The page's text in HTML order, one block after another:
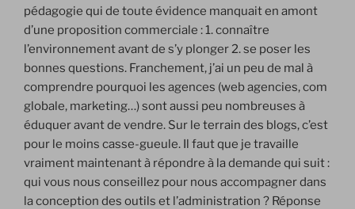
pédagogie qui de toute évidence manquait en amont
d’une proposition commerciale : 1. connaître
l’environnement avant de s’y plonger 2. se poser les
bonnes questions. Franchement, j’ai un peu de mal à
comprendre pourquoi les agences (web agencies, com
globale, marketing…) sont aussi peu nombreuses à
éduquer avant de vendre. Sur le terrain des blogs, c’est
pour le moins casse-gueule. Il faut que je travaille
vraiment maintenant à répondre à la demande qui suit :
qui vous nous conseillez pour nous accompagner dans
la conception des outils et l’administration ? Réponse